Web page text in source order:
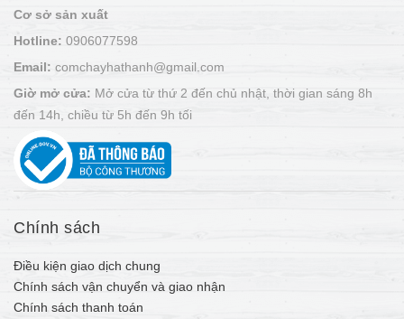
Cơ sở sản xuất
Hotline: 0906077598
Email: comchayhathanh@gmail.com
Giờ mở cửa: Mở cửa từ thứ 2 đến chủ nhật, thời gian sáng 8h
đến 14h, chiều từ 5h đến 9h tối
Chính sách
Điều kiện giao dịch chung
Chính sách vận chuyển và giao nhận
Chính sách thanh toán